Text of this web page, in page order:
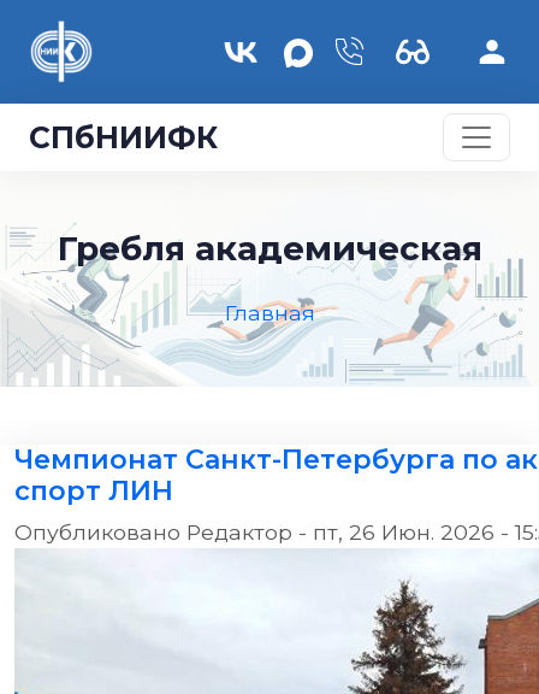
СПбНИИФК
Гребля академическая
Главная
Чемпионат Санкт-Петербурга по
спорт ЛИН
Опубликовано Редактор - пт, 26 Июн. 2026 -